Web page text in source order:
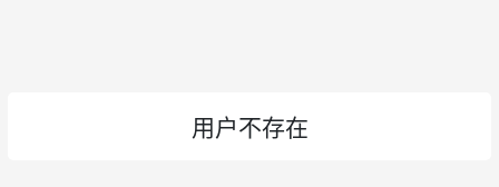
用户不存在